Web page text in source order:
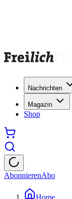
Nachrichten
Magazin
Shop
AbonnierenAbo
Home